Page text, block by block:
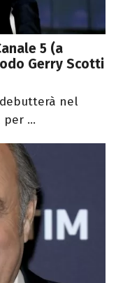
5 (a
Gerry Scotti
nel
...